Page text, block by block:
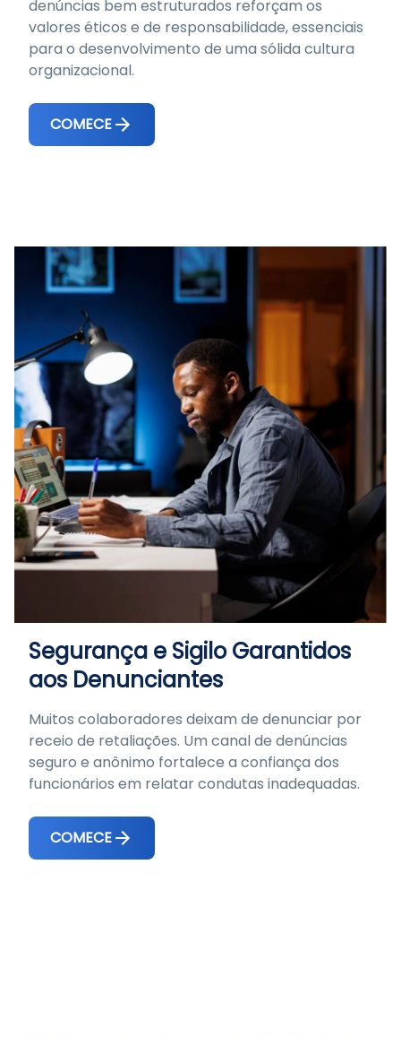
denúncias bem estruturados reforçam os
valores éticos e de responsabilidade, essenciais
para o desenvolvimento de uma sólida cultura
organizacional.
COMECE
Segurança e Sigilo Garantidos
aos Denunciantes
Muitos colaboradores deixam de denunciar por
receio de retaliações. Um canal de denúncias
seguro e anônimo fortalece a confiança dos
funcionários em relatar condutas inadequadas.
COMECE